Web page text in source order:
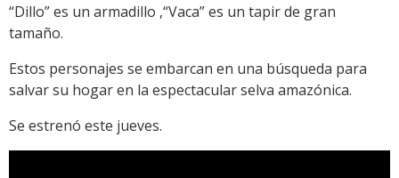
“Dillo” es un armadillo ,“Vaca” es un tapir de gran
tamaño.
Estos personajes se embarcan en una búsqueda para
salvar su hogar en la espectacular selva amazónica.
Se estrenó este jueves.